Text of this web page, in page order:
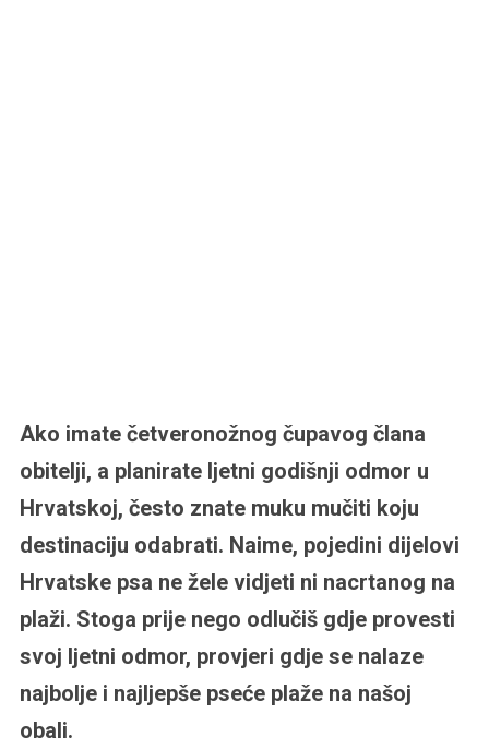
Ako imate četveronožnog čupavog člana
obitelji, a planirate ljetni godišnji odmor u
Hrvatskoj, često znate muku mučiti koju
destinaciju odabrati. Naime, pojedini dijelovi
Hrvatske psa ne žele vidjeti ni nacrtanog na
plaži. Stoga prije nego odlučiš gdje provesti
svoj ljetni odmor, provjeri gdje se nalaze
najbolje i najljepše pseće plaže na našoj
obali.